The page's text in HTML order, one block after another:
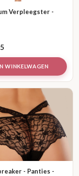
Verpleegster -
WINKELWAGEN
- Panties -